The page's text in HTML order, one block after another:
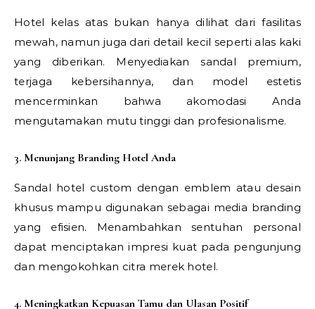
Hotel kelas atas bukan hanya dilihat dari fasilitas
mewah, namun juga dari detail kecil seperti alas kaki
yang diberikan. Menyediakan sandal premium,
terjaga kebersihannya, dan model estetis
mencerminkan bahwa akomodasi Anda
mengutamakan mutu tinggi dan profesionalisme.
3. Menunjang Branding Hotel Anda
Sandal hotel custom dengan emblem atau desain
khusus mampu digunakan sebagai media branding
yang efisien. Menambahkan sentuhan personal
dapat menciptakan impresi kuat pada pengunjung
dan mengokohkan citra merek hotel.
4. Meningkatkan Kepuasan Tamu dan Ulasan Positif